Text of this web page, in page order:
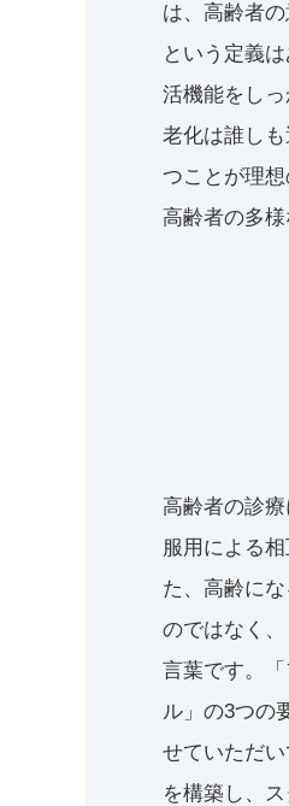
は、高齢者
という定義
活機能をし
老化は誰し
つことが理
高齢者の多
高齢者の診
服用による
た、高齢に
のではなく
言葉です。
ル」の3つの
せていただ
を構築し、